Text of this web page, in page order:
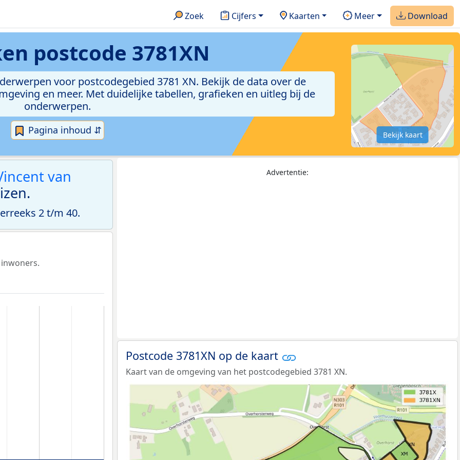
Zoek Cijfers Kaarten Meer Download
postcode 3781XN
voor postcodegebied 3781 XN. Bekijk de data over de
en meer. Met duidelijke tabellen, grafieken en uitleg bij de
onderwerpen.
Pagina inhoud ⇵ Bekijk kaart
van
2 t/m 40.
Advertentie:
Postcode 3781XN op de kaart
Kaart van de omgeving van het postcodegebied 3781 XN.